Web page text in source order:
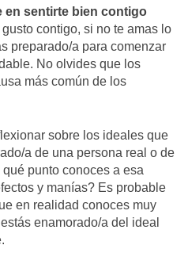
en sentirte bien contigo
contigo, si no te amas lo
preparado/a para comenzar
No olvides que los
más común de los
sobre los ideales que
a de una persona real o de
punto conoces a esa
y manías? Es probable
en realidad conoces muy
enamorado/a del ideal